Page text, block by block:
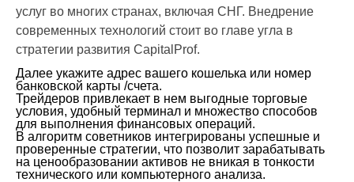
услуг во многих странах, включая СНГ. Внедрение
современных технологий стоит во главе угла в
стратегии развития CapitalProf.
Далее укажите адрес вашего кошелька или номер
банковской карты /счета.
Трейдеров привлекает в нем выгодные торговые
условия, удобный терминал и множество способов
для выполнения финансовых операций.
В алгоритм советников интегрированы успешные и
проверенные стратегии, что позволит зарабатывать
на ценообразовании активов не вникая в тонкости
технического или компьютерного анализа.